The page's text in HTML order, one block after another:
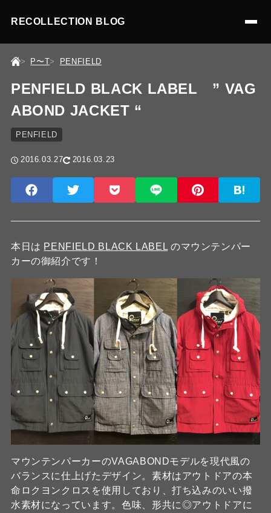
RECOLLECTION BLOG
P〜T PENFIELD
PENFIELD BLACK LABEL ” VAG
ABOND JACKET “
PENFIELD
2016.03.27 2016.03.23
本日は PENFIELD BLACK LABEL のマウンテンパー
カーの御紹介です！
マウンテンパーカーのVAGABONDモデルを現代風の
バランスに仕上げたデザイン。素材はアウトドアの本
命ロクヨンクロスを使用しており、打ち込みのいい撥
水素材になっています。色味、形共に◎アウトドアに